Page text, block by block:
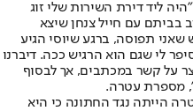
ליד דירת השירות שלי זוג
בביתם עם חייל צנחן שיצא
תפוסה, ברגע שיוסי הגיע
לי שגם הוא הרגיש ככה. דיברנו
על קשר במכתבים, אך לבסוף
מספרת עטרה.
הייתה נגד החתונה כי היא